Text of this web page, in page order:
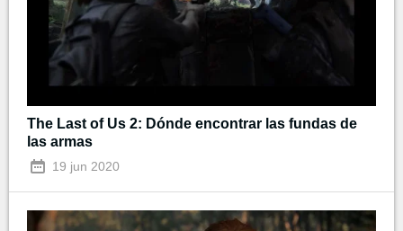
The Last of Us 2: Dónde encontrar las fundas de
las armas
19 jun 2020